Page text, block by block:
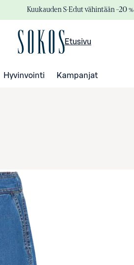
Kuukauden S-Edut vähintään –20 %
Etusivu
Hyvinvointi Kampanjat